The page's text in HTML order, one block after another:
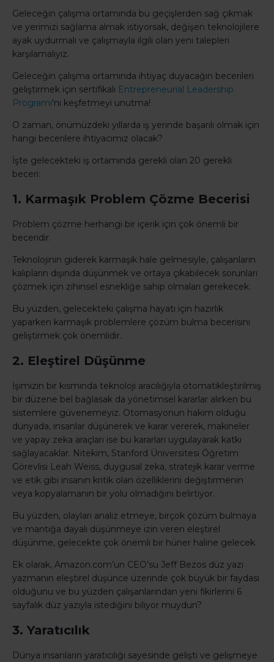
Geleceğin çalışma ortamında bu geçişlerden sağ çıkmak
ve yerimizi sağlama almak istiyorsak, değişen teknolojilere
ayak uydurmalı ve çalışmayla ilgili olan yeni talepleri
karşılamalıyız.
Geleceğin çalışma ortamında ihtiyaç duyacağın becerileri
geliştirmek için sertifikalı Entrepreneurial Leadership
Programı'nı keşfetmeyi unutma!
O zaman, önümüzdeki yıllarda iş yerinde başarılı olmak için
hangi becerilere ihtiyacımız olacak?
İşte gelecekteki iş ortamında gerekli olan 20 gerekli
beceri:
1. Karmaşık Problem Çözme Becerisi
Problem çözme herhangi bir içerik için çok önemli bir
beceridir.
Teknolojinin giderek karmaşık hale gelmesiyle, çalışanların
kalıpların dışında düşünmek ve ortaya çıkabilecek sorunları
çözmek için zihinsel esnekliğe sahip olmaları gerekecek.
Bu yüzden, gelecekteki çalışma hayatı için hazırlık
yaparken karmaşık problemlere çözüm bulma becerisini
geliştirmek çok önemlidir.
2. Eleştirel Düşünme
İşimizin bir kısmında teknoloji aracılığıyla otomatikleştirilmiş
bir düzene bel bağlasak da yönetimsel kararlar alırken bu
sistemlere güvenemeyiz. Otomasyonun hakim olduğu
dünyada, insanlar düşünerek ve karar vererek, makineler
ve yapay zeka araçları ise bu kararları uygulayarak katkı
sağlayacaklar. Nitekim, Stanford Üniversitesi Öğretim
Görevlisi Leah Weiss, duygusal zeka, stratejik karar verme
ve etik gibi insanın kritik olan özelliklerini değiştirmenin
veya kopyalamanın bir yolu olmadığını belirtiyor.
Bu yüzden, olayları analiz etmeye, birçok çözüm bulmaya
ve mantığa dayalı düşünmeye izin veren eleştirel
düşünme, gelecekte çok önemli bir hüner haline gelecek.
Ek olarak, Amazon.com’un CEO’su Jeff Bezos düz yazı
yazmanın eleştirel düşünce üzerinde çok büyük bir faydası
olduğunu ve bu yüzden çalışanlarından yeni fikirlerini 6
sayfalık düz yazıyla istediğini biliyor muydun?
3. Yaratıcılık
Dünya insanların yaratıcılığı sayesinde gelişti ve gelişmeye